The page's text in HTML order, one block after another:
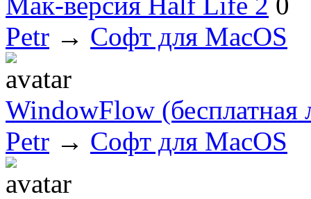
Petr → Софт для MacOS
WindowFlow (бесплатная
Petr → Софт для MacOS